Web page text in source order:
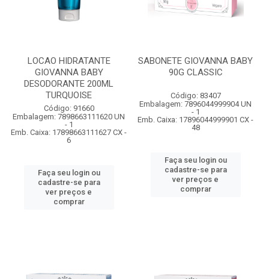
LOCAO HIDRATANTE
GIOVANNA BABY
DESODORANTE 200ML
TURQUOISE
Código: 91660
Embalagem: 7898663111620 UN
- 1
Emb. Caixa: 17898663111627 CX -
6
Faça seu login ou
cadastre-se para
ver preços e
comprar
SABONETE GIOVANNA BABY
90G CLASSIC
Código: 83407
Embalagem: 7896044999904 UN
- 1
Emb. Caixa: 17896044999901 CX -
48
Faça seu login ou
cadastre-se para
ver preços e
comprar